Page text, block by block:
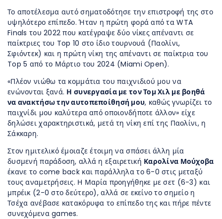
Το αποτέλεσμα αυτό σηματοδότησε την επιστροφή της στο
υψηλότερο επίπεδο. Ήταν η πρώτη φορά από τα WTA
Finals του 2022 που κατέγραψε δύο νίκες απέναντι σε
παίκτριες του Top 10 στο ίδιο τουρνουά (Παολίνι,
Σφιόντεκ) και η πρώτη νίκη της απέναντι σε παίκτρια του
Top 5 από το Μάρτιο του 2024 (Miami Open).
«Πλέον νιώθω τα κομμάτια του παιχνιδιού μου να
ενώνονται ξανά. Η συνεργασία με τον Τομ Χιλ με βοηθά
να ανακτήσω την αυτοπεποίθησή μου, καθώς γνωρίζει το
παιχνίδι μου καλύτερα από οποιονδήποτε άλλον» είχε
δηλώσει χαρακτηριστικά, μετά τη νίκη επί της Παολίνι, η
Σάκκαρη.
Στον ημιτελικό έμοιαζε έτοιμη να σπάσει άλλη μία
δυσμενή παράδοση, αλλά η εξαιρετική Καρολίνα Μούχοβα
έκανε το come back και παράλληλα το 6-0 στις μεταξύ
τους αναμετρήσεις. Η Μαρία προηγήθηκε με σετ (6-3) και
μπρέικ (2-0 στο δεύτερο), αλλά σε εκείνο το σημείο η
Τσέχα ανέβασε κατακόρυφα το επίπεδο της και πήρε πέντε
συνεχόμενα games.